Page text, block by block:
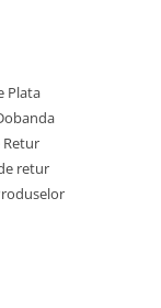
Plata
Retur
retur